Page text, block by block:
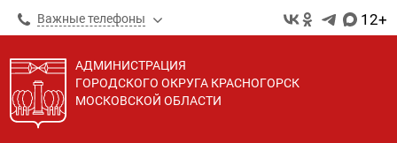
Важные телефоны 12+
АДМИНИСТРАЦИЯ
ГОРОДСКОГО ОКРУГА КРАСНОГОРСК
МОСКОВСКОЙ ОБЛАСТИ